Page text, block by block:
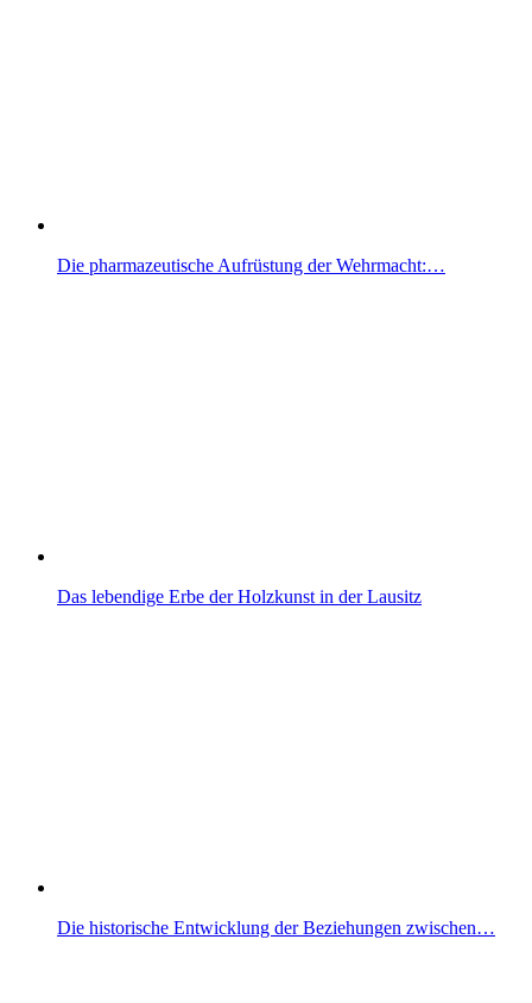
Die pharmazeutische Aufrüstung der Wehrmacht:…
Das lebendige Erbe der Holzkunst in der Lausitz
Die historische Entwicklung der Beziehungen zwischen…